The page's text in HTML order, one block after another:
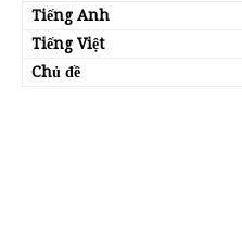
Tiếng Anh
Tiếng Việt
Chủ đề